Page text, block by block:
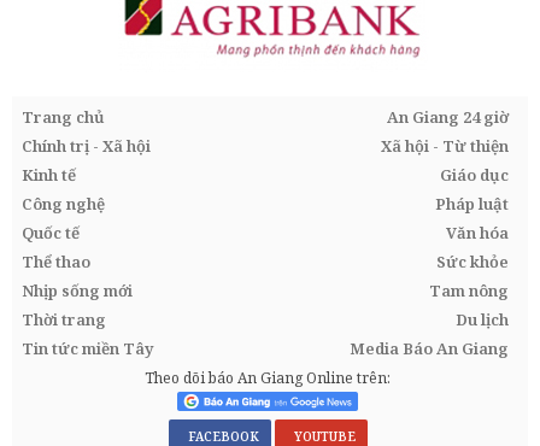
Trang chủ
An Giang 24 giờ
Chính trị - Xã hội
Xã hội - Từ thiện
Kinh tế
Giáo dục
Công nghệ
Pháp luật
Quốc tế
Văn hóa
Thể thao
Sức khỏe
Nhịp sống mới
Tam nông
Thời trang
Du lịch
Tin tức miền Tây
Media Báo An Giang
Theo dõi báo An Giang Online trên:
FACEBOOK YOUTUBE